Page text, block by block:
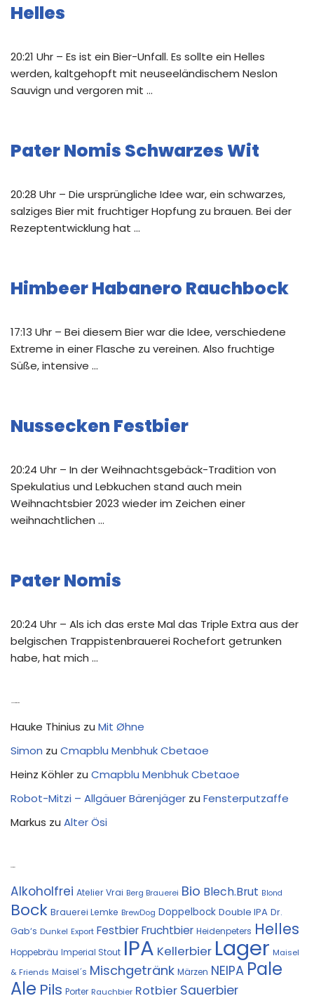
Helles
20:21 Uhr – Es ist ein Bier-Unfall. Es sollte ein Helles
werden, kaltgehopft mit neuseeländischem Neslon
Sauvign und vergoren mit …
Pater Nomis Schwarzes Wit
20:28 Uhr – Die ursprüngliche Idee war, ein schwarzes,
salziges Bier mit fruchtiger Hopfung zu brauen. Bei der
Rezeptentwicklung hat …
Himbeer Habanero Rauchbock
17:13 Uhr – Bei diesem Bier war die Idee, verschiedene
Extreme in einer Flasche zu vereinen. Also fruchtige
Süße, intensive …
Nussecken Festbier
20:24 Uhr – In der Weihnachtsgebäck-Tradition von
Spekulatius und Lebkuchen stand auch mein
Weihnachtsbier 2023 wieder im Zeichen einer
weihnachtlichen …
Pater Nomis
20:24 Uhr – Als ich das erste Mal das Triple Extra aus der
belgischen Trappistenbrauerei Rochefort getrunken
habe, hat mich …
Hauke Thinius zu Mit Øhne
Simon zu Cmapblu Menbhuk Cbetaoe
Heinz Köhler zu Cmapblu Menbhuk Cbetaoe
Robot-Mitzi – Allgäuer Bärenjäger zu Fensterputzaffe
Markus zu Alter Ösi
Alkoholfrei Atelier Vrai Berg Brauerei Bio Blech.Brut Blond
Bock Brauerei Lemke BrewDog Doppelbock Double IPA Dr.
Gab‘s Dunkel Export FestbierFruchtbier Heidenpeters Helles
Hoppebräu Imperial Stout IPA Kellerbier Lager Maisel
& Friends Maisel´s Mischgetränk Märzen NEIPA Pale
Ale Pils Porter Rauchbier Rotbier Sauerbier